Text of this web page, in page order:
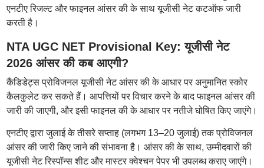
एनटीए रिजल्ट और फाइनल आंसर की के साथ यूजीसी नेट कटऑफ जारी
करती है।
NTA UGC NET Provisional Key: यूजीसी नेट
2026 आंसर की कब आएगी?
कैंडिडेट्स प्रोविजनल यूजीसी नेट आंसर की के आधार पर अनुमानित स्कोर
कैलकुलेट कर सकते हैं। आपत्तियों पर विचार करने के बाद फाइनल आंसर की
जारी की जाएगी, और इसी फाइनल की के आधार पर नतीजे घोषित किए जाएंगे।
एनटीए द्वारा जुलाई के तीसरे सप्ताह (लगभग 13–20 जुलाई) तक प्रोविजनल
आंसर की जारी किए जाने की संभावना है। आंसर की के साथ, उम्मीदवारों की
यूजीसी नेट रिस्पॉन्स शीट और मास्टर क्वेश्चन पेपर भी उपलब्ध कराए जाएंगे।